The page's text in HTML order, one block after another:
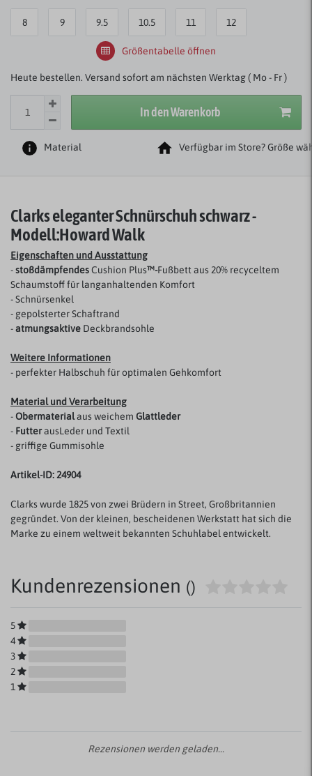
8 9 9.5 10.5 11 12
Größentabelle öffnen
Heute bestellen. Versand sofort am nächsten Werktag ( Mo - Fr )
In den Warenkorb
Material Verfügbar im Store? Größe
Clarks eleganter Schnürschuh schwarz-
Modell:Howard Walk
Eigenschaften und Ausstattung
-stoßdämpfendesCushion Plus™-Fußbett aus 20% recyceltem
Schaumstoff für langanhaltenden Komfort
- Schnürsenkel
- gepolsterter Schaftrand
-atmungsaktive Deckbrandsohle
Weitere Informationen
- perfekter Halbschuh für optimalen Gehkomfort
Material und Verarbeitung
-Obermaterialaus weichem Glattleder
- FutterausLeder und Textil
- griffige Gummisohle
Artikel-ID: 24904
Clarks wurde 1825 von zwei Brüdern in Street, Großbritannien
gegründet. Von der kleinen, bescheidenen Werkstatt hat sich die
Marke zu einem weltweit bekannten Schuhlabel entwickelt.
Kundenrezensionen ()
5
4
3
2
1
Rezensionen werden geladen...